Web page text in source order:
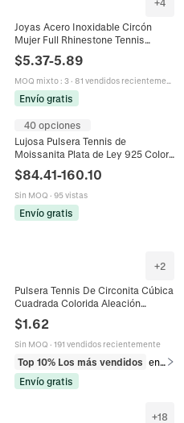
+4
Joyas Acero Inoxidable Circón
Mujer Full Rhinestone Tennis
Cadena Collar Pulsera Pendientes
Corazón Cuadrado
$5.37-5.89
MOQ mixto: 3· 81 vendidos recientemente
Envío gratis
40 opciones
Lujosa Pulsera Tennis de
Moissanita Plata de Ley 925 Color
D Talla Redonda Diamante de
Laboratorio Con Certificado GRA
Joyería Mujer Regalo
$84.41-160.10
Sin MOQ · 95 vistas
Envío gratis
+2
Pulsera Tennis De Circonita Cúbica
Cuadrada Colorida Aleación
Chapada En Oro De 18K Joyería De
Moda Para Mujeres
$1.62
Sin MOQ · 191 vendidos recientemente
Top 10% Los más vendidos
en Pulseras
Envío gratis
+18